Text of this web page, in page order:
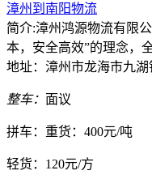
漳州到南阳物流
简介:漳州鸿源物流有限
本，安全高效”的理念，
地址：漳州市龙海市九
整车： 面议
拼车： 重货：400元/吨
轻货： 120元/方